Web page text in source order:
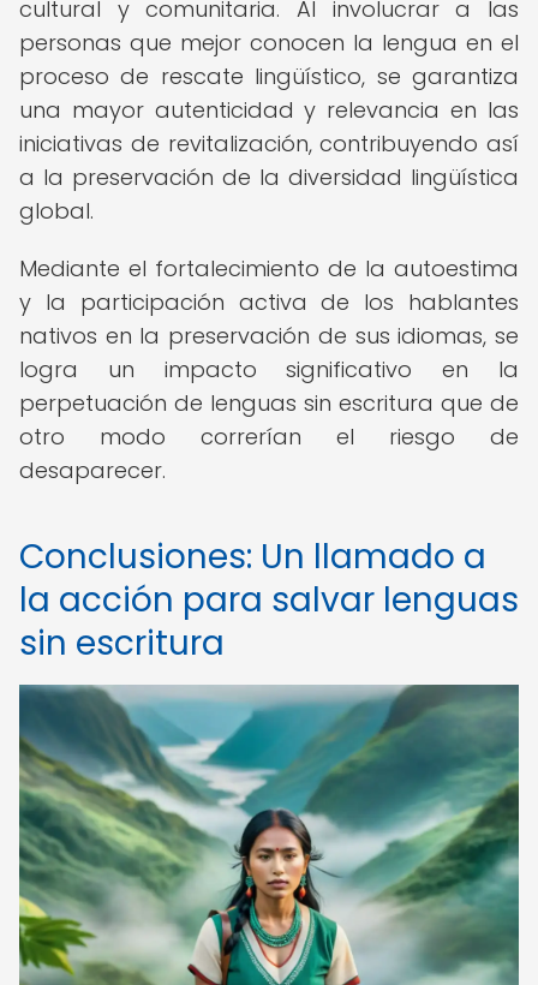
cultural y comunitaria. Al involucrar a las
personas que mejor conocen la lengua en el
proceso de rescate lingüístico, se garantiza
una mayor autenticidad y relevancia en las
iniciativas de revitalización, contribuyendo así
a la preservación de la diversidad lingüística
global.
Mediante el fortalecimiento de la autoestima
y la participación activa de los hablantes
nativos en la preservación de sus idiomas, se
logra un impacto significativo en la
perpetuación de lenguas sin escritura que de
otro modo correrían el riesgo de
desaparecer.
Conclusiones: Un llamado a
la acción para salvar lenguas
sin escritura